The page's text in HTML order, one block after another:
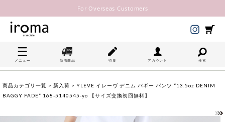
For Overseas Customers
メニュー 新着商品 特集 アカウント 検索
商品カテゴリ一覧 > 新入荷 > YLEVE イレーヴ デニム バギー パンツ “13.5oz DENIM
BAGGY FADE” 168-5140545-yo 【サイズ交換初回無料】